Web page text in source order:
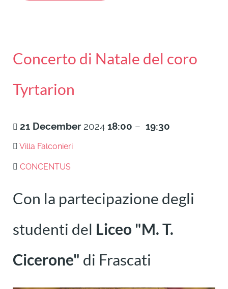
Concerto di Natale del coro
Tyrtarion
21 December 2024 18:00 – 19:30
Villa Falconieri
CONCENTUS
Con la partecipazione degli
studenti del Liceo "M. T.
Cicerone" di Frascati